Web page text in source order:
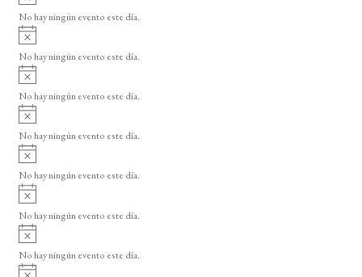
o
v
i
o
No hay ningún evento este día.
A
v
i
o
No hay ningún evento este día.
A
v
i
o
No hay ningún evento este día.
A
v
i
o
No hay ningún evento este día.
A
v
i
o
No hay ningún evento este día.
A
v
i
o
No hay ningún evento este día.
A
v
i
No hay ningún evento este día.
A